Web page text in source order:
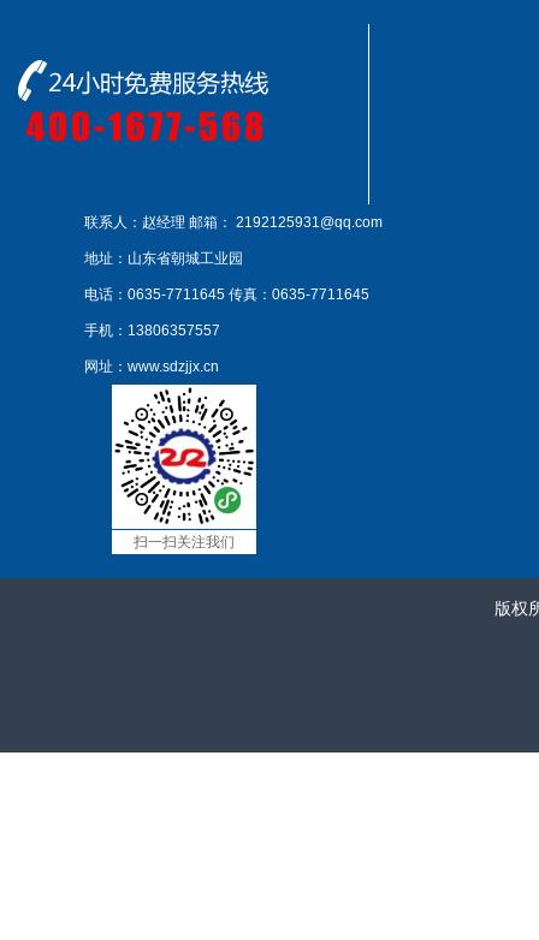
联系人：赵经理 邮箱： 2192125931@qq.com
地址：山东省朝城工业园
电话：0635-7711645 传真：0635-7711645
手机：13806357557
网址：www.sdzjjx.cn
扫一扫关注我们
版权